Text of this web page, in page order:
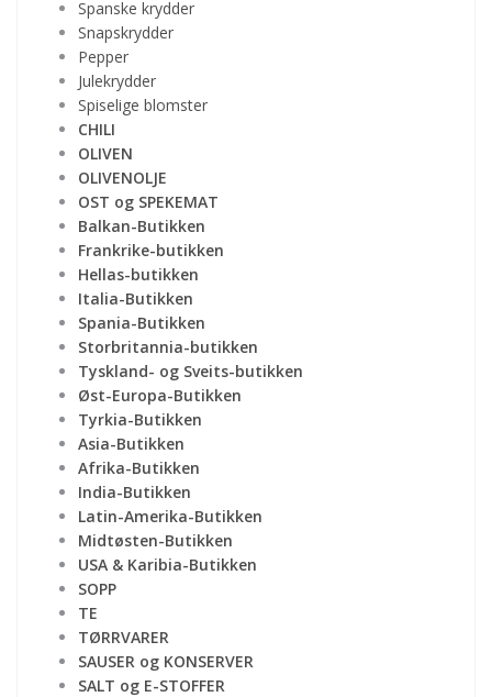
Spanske krydder
Snapskrydder
Pepper
Julekrydder
Spiselige blomster
CHILI
OLIVEN
OLIVENOLJE
OST og SPEKEMAT
Balkan-Butikken
Frankrike-butikken
Hellas-butikken
Italia-Butikken
Spania-Butikken
Storbritannia-butikken
Tyskland- og Sveits-butikken
Øst-Europa-Butikken
Tyrkia-Butikken
Asia-Butikken
Afrika-Butikken
India-Butikken
Latin-Amerika-Butikken
Midtøsten-Butikken
USA & Karibia-Butikken
SOPP
TE
TØRRVARER
SAUSER og KONSERVER
SALT og E-STOFFER